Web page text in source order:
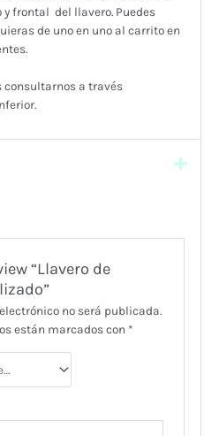
y frontal del llavero. Puedes
de uno en uno al carrito en
a través
“Llavero de
no será publicada.
están marcados con *